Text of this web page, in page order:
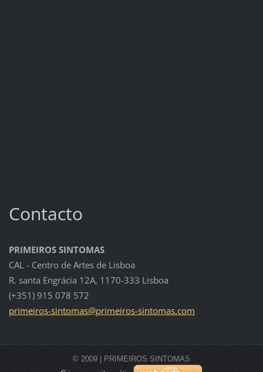
Contacto
PRIMEIROS SINTOMAS
CAL - Centro de Artes de Lisboa
R. santa Engrácia 12A, 1170-333 Lisboa
(+351) 915 078 572
primeiros-sintomas@primeiros-sintomas.com
© 2009 | PRIMEIROS SINTOMAS